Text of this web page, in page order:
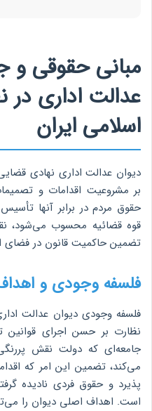
مبانی حقوقی و
عدالت اداری
اسلامی ایران
دیوان عدالت اداری نهادی
بر مشروعیت اقدامات و
حقوق مردم در برابر آنها
قوه قضائیه محسوب می‌شود،
تضمین حاکمیت قانون در فضای
فلسفه وجودی و
فلسفه وجودی دیوان عدالت
نظارت بر حسن اجرای قوانین
جامعه‌ای که دولت نقش
می‌کند، تضمین این امر که
پذیرد و حقوق فردی نادیده
است. اهداف اصلی دیوان را